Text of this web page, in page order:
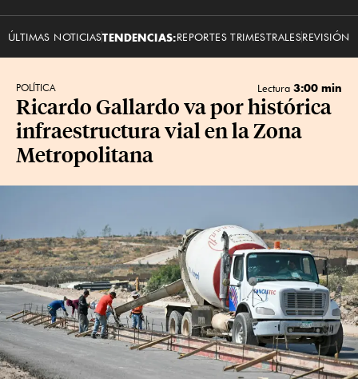
ÚLTIMAS NOTICIASTENDENCIAS:REPORTES TRIMESTRALESREVISIÓN
POLÍTICA Lectura 3:00 min
Ricardo Gallardo va por histórica
infraestructura vial en la Zona
Metropolitana